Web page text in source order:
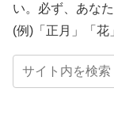
い。必ず、あ
(例)「正月」「